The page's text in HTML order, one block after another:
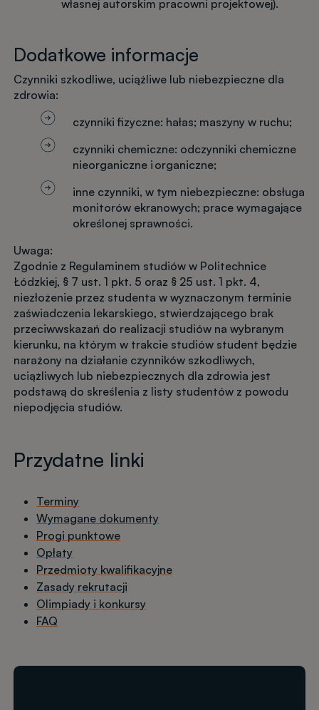
własnej autorskim pracowni projektowej).
Dodatkowe informacje
Czynniki szkodliwe, uciążliwe lub niebezpieczne dla
zdrowia:
czynniki fizyczne: hałas; maszyny w ruchu;
czynniki chemiczne: odczynniki chemiczne
nieorganiczne i organiczne;
inne czynniki, w tym niebezpieczne: obsługa
monitorów ekranowych; prace wymagające
określonej sprawności.
Uwaga:
Zgodnie z Regulaminem studiów w Politechnice
Łódzkiej, § 7 ust. 1 pkt. 5 oraz § 25 ust. 1 pkt. 4,
niezłożenie przez studenta w wyznaczonym terminie
zaświadczenia lekarskiego, stwierdzającego brak
przeciwwskazań do realizacji studiów na wybranym
kierunku, na którym w trakcie studiów student będzie
narażony na działanie czynników szkodliwych,
uciążliwych lub niebezpiecznych dla zdrowia jest
podstawą do skreślenia z listy studentów z powodu
niepodjęcia studiów.
Przydatne linki
Terminy
Wymagane dokumenty
Progi punktowe
Opłaty
Przedmioty kwalifikacyjne
Zasady rekrutacji
Olimpiady i konkursy
FAQ